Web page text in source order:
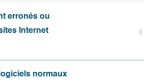
erronés ou
Internet
0
normaux